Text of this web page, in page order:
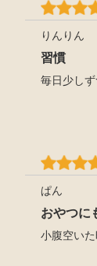
りんりん
習慣
毎日少し
ぱん
おやつに
小腹空い